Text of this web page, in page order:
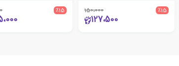
٪15 150،000
127،500
٪15